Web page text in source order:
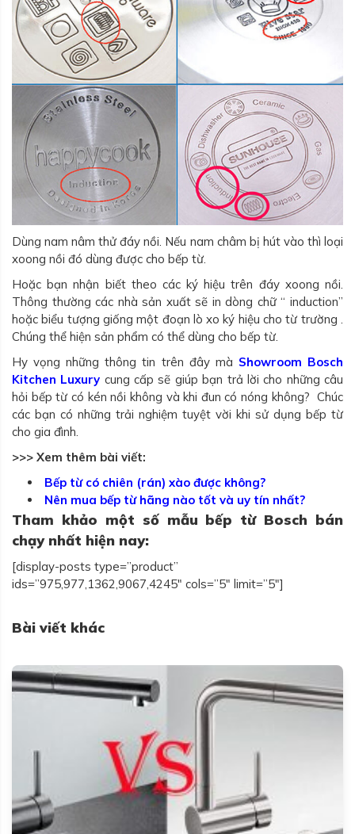
Dùng nam nâm thử đáy nồi. Nếu nam châm bị hút vào thì loại
xoong nồi đó dùng được cho bếp từ.
Hoặc bạn nhận biết theo các ký hiệu trên đáy xoong nồi.
Thông thường các nhà sản xuất sẽ in dòng chữ “ induction”
hoặc biểu tượng giống một đoạn lò xo ký hiệu cho từ trường .
Chúng thể hiện sản phẩm có thể dùng cho bếp từ.
Hy vọng những thông tin trên đây mà Showroom Bosch
Kitchen Luxury cung cấp sẽ giúp bạn trả lời cho những câu
hỏi bếp từ có kén nồi không và khi đun có nóng không? Chúc
các bạn có những trải nghiệm tuyệt vời khi sử dụng bếp từ
cho gia đình.
>>> Xem thêm bài viết:
Bếp từ có chiên (rán) xào được không?
Nên mua bếp từ hãng nào tốt và uy tín nhất?
Tham khảo một số mẫu bếp từ Bosch bán
chạy nhất hiện nay:
[display-posts type=”product”
ids=”975,977,1362,9067,4245″ cols=”5″ limit=”5″]
Bài viết khác